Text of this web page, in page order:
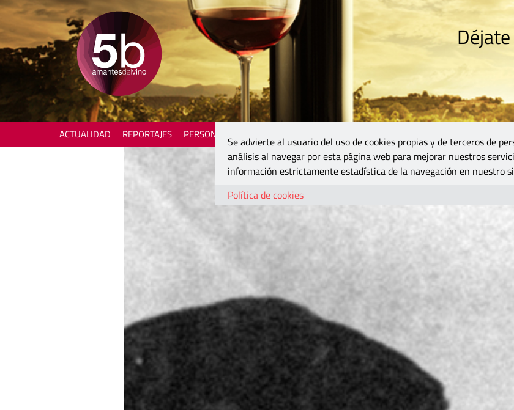
ACTUALIDAD REPORTAJES PERSONAJES
Se advierte al usuario del uso de cookies propias y de terceros de
análisis al navegar por esta página web para mejorar nuestros
información estrictamente estadística de la navegación en nuestro
Política de cookies